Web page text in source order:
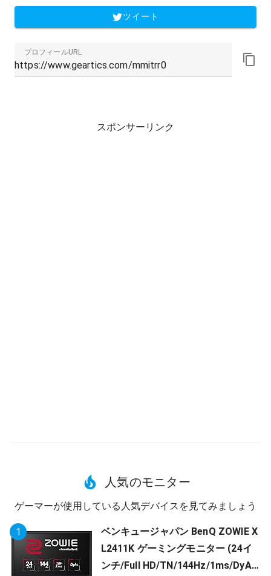
ツイート
プロフィールURL
スポンサーリンク
人気のモニター
ゲーマーが使用している人気デバイスを見てみましょう
1
ベンキュージャパン BenQ ZOWIE X
L2411K ゲーミングモニター (24イ
ンチ/Full HD/TN/144Hz/1ms/DyAc/